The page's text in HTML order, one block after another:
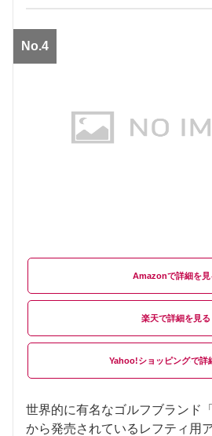
No.4
Amazon
楽天
Yahoo!ショッピング
世界的に有名なゴルフブランド
から発売されているレフティ用